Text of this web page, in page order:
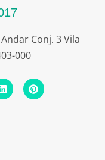
Conj. 3 Vila
000
L
i
n
P
i
n